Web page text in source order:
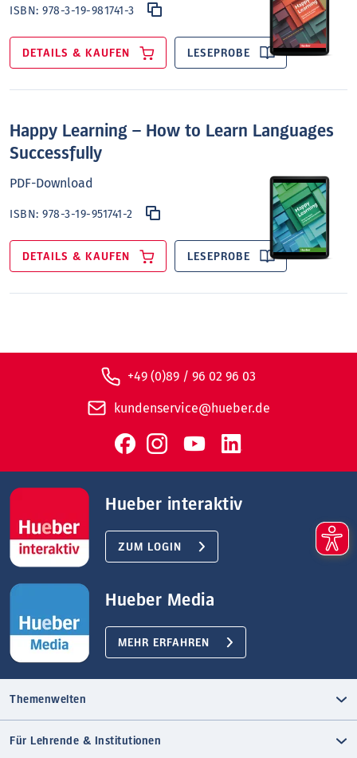
ISBN:978-3-19-981741-3
DETAILS & KAUFEN LESEPROBE
Happy Learning – How to Learn Languages
Successfully
PDF-Download
ISBN:978-3-19-951741-2
DETAILS & KAUFEN LESEPROBE
+49 (0)89 / 96 02 96 03
kundenservice@hueber.de
Hueber interaktiv
ZUM LOGIN
Hueber Media
MEHR ERFAHREN
Themenwelten
Für Lehrende & Institutionen